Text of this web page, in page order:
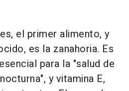
el primer alimento, y
es la zanahoria. Es
para la "salud de
y vitamina E,